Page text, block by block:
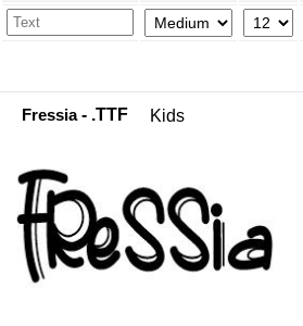
Fressia- .TTF Kids